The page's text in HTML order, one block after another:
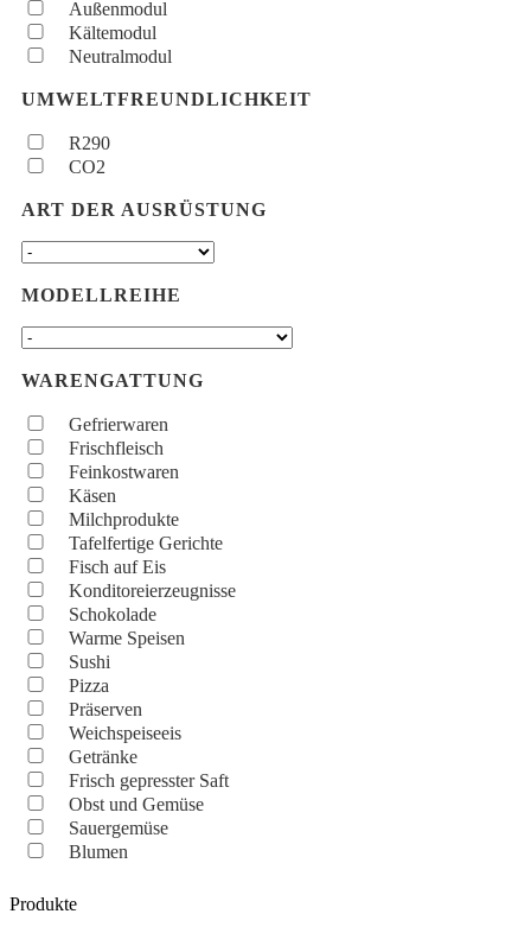
Außenmodul
Kältemodul
Neutralmodul
UMWELTFREUNDLICHKEIT
R290
CO2
ART DER AUSRÜSTUNG
MODELLREIHE
WARENGATTUNG
Gefrierwaren
Frischfleisch
Feinkostwaren
Käsen
Milchprodukte
Tafelfertige Gerichte
Fisch auf Eis
Konditoreierzeugnisse
Schokolade
Warme Speisen
Sushi
Pizza
Präserven
Weichspeiseeis
Getränke
Frisch gepresster Saft
Obst und Gemüse
Sauergemüse
Blumen
Produkte